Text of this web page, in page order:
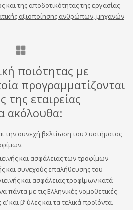
και της αποδοτικότητας της εργασίας
αξιοποίησης ανθρώπων, μηχανών
ποιότητας με
προγραμματίζονται
της εταιρείας
ακόλουθα:
την συνεχή βελτίωση του Συστήματος
και ασφάλειας των τροφίμων
και συνεχούς επαλήθευσης του
και ασφάλειας τροφίμων κατά
πάντα με τις Ελληνικές νομοθετικές
και β’ ύλες και τα τελικά προϊόντα.